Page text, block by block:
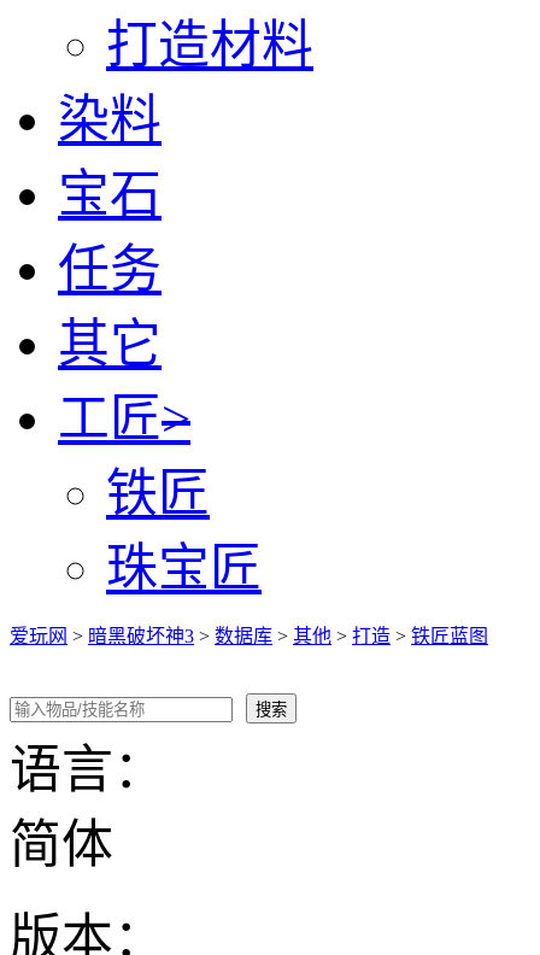
打造材料
染料
宝石
任务
其它
工匠>
铁匠
珠宝匠
爱玩网 > 暗黑破坏神3 > 数据库 > 其他 > 打造 > 铁匠蓝图
语言：
简体
版本：